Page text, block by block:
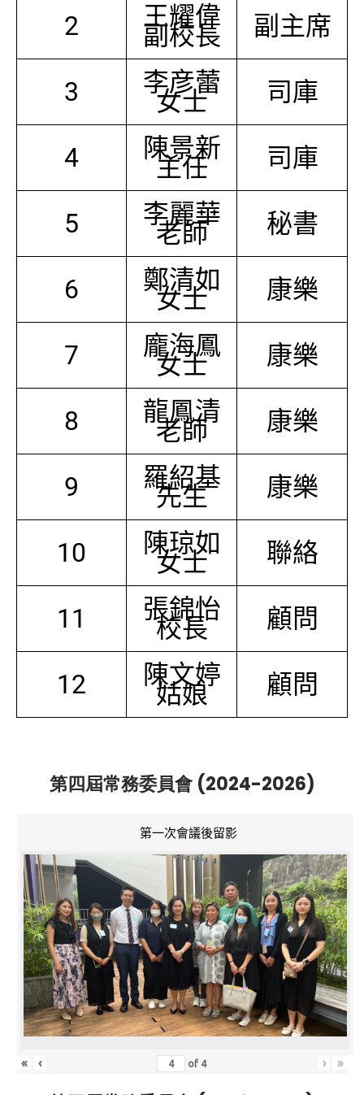
2 王耀偉
副校長 副主席
3 李彦蕾
女士 司庫
4 陳景新
主任 司庫
5 李麗華
老師 秘書
6 鄭清如
女士 康樂
7 龐海鳳
女士 康樂
8 龍鳳清
老師 康樂
9 羅紹基
先生 康樂
10 陳琼如
女士 聯絡
11 張錦怡
校長 顧問
12 陳文婷
姑娘 顧問
第四屆常務委員會 (2024-2026)
第一次會議後留影
« ‹ of 4 › »